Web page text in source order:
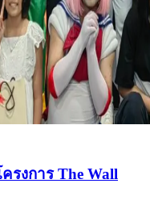
รงการ The Wall